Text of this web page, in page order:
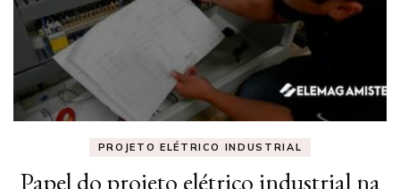
PROJETO ELÉTRICO INDUSTRIAL
Papel do projeto elétrico industrial na